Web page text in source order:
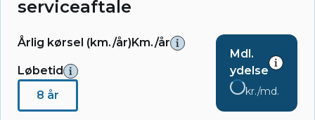
serviceaftale
Årlig kørsel (km./år)Km./år
Løbetid
8 år
Mdl.
ydelse
kr./md.